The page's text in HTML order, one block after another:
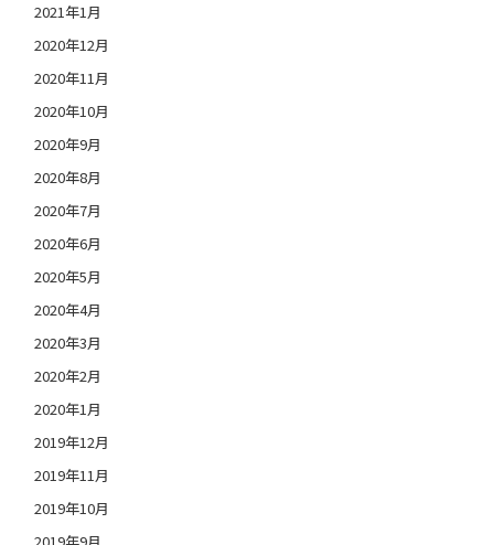
2021年1月
2020年12月
2020年11月
2020年10月
2020年9月
2020年8月
2020年7月
2020年6月
2020年5月
2020年4月
2020年3月
2020年2月
2020年1月
2019年12月
2019年11月
2019年10月